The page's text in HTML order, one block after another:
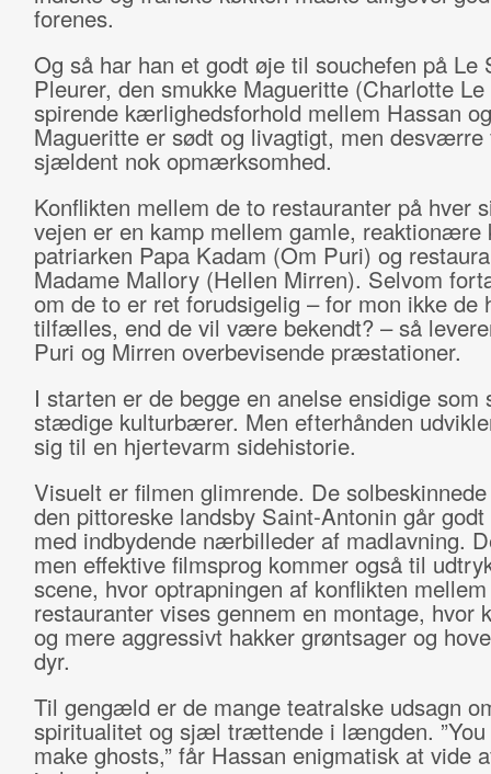
forenes.
Og så har han et godt øje til souchefen på Le
Pleurer, den smukke Magueritte (Charlotte
spirende kærlighedsforhold mellem Hassan og
Magueritte er sødt og livagtigt, men desværre
sjældent nok opmærksomhed.
Konflikten mellem de to restauranter på hver
vejen er en kamp mellem gamle,
patriarken Papa Kadam (Om Puri) og
Madame Mallory (Hellen Mirren). Selvom
om de to er ret forudsigelig – for mon ikke de
tilfælles, end de vil være bekendt? – så
Puri og Mirren overbevisende præstationer.
I starten er de begge en anelse ensidige som
stædige kulturbærer. Men efterhånden
sig til en hjertevarm sidehistorie.
Visuelt er filmen glimrende. De
den pittoreske landsby Saint-Antonin går
med indbydende nærbilleder af madlavning.
men effektive filmsprog kommer også til
scene, hvor optrapningen af konflikten
restauranter vises gennem en montage, hvor
og mere aggressivt hakker grøntsager og
dyr.
Til gengæld er de mange teatralske udsagn
spiritualitet og sjæl trættende i længden. ”You
make ghosts,” får Hassan enigmatisk at vide